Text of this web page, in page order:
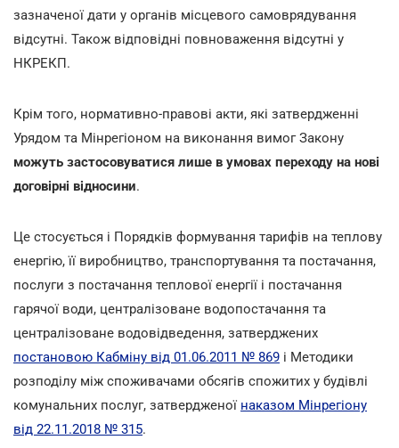
зазначеної дати у органів місцевого самоврядування
відсутні. Також відповідні повноваження відсутні у
НКРЕКП.
Крім того, нормативно-правові акти, які затвердженні
Урядом та Мінрегіоном на виконання вимог Закону
можуть застосовуватися лише в умовах переходу на нові
договірні відносини.
Це стосується і Порядків формування тарифів на теплову
енергію, її виробництво, транспортування та постачання,
послуги з постачання теплової енергії і постачання
гарячої води, централізоване водопостачання та
централізоване водовідведення, затверджених
постановою Кабміну від 01.06.2011 № 869 і Методики
розподілу між споживачами обсягів спожитих у будівлі
комунальних послуг, затвердженої наказом Мінрегіону
від 22.11.2018 № 315.